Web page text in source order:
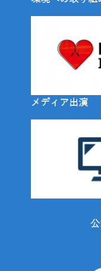
メディア出演